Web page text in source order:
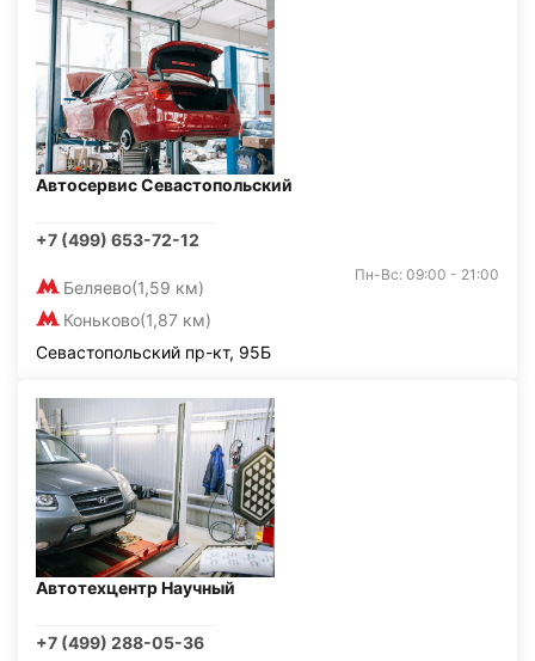
Автосервис Севастопольский
+7 (499) 653-72-12
Беляево(1,59 км)
Коньково(1,87 км)
Пн-Вс: 09:00 - 21:00
Севастопольский пр-кт, 95Б
Автотехцентр Научный
+7 (499) 288-05-36